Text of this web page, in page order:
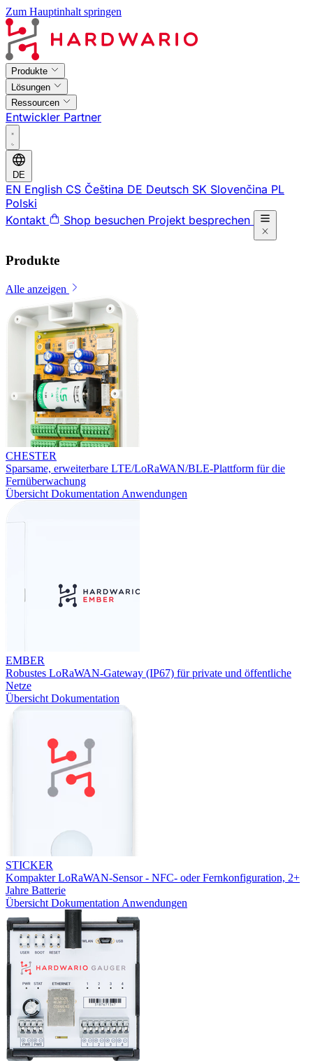
Zum Hauptinhalt springen
Produkte
Lösungen
Ressourcen
Entwickler Partner
DE
EN English CS Čeština DE Deutsch SK Slovenčina PL
Polski
Kontakt
Shop besuchen Projekt besprechen
Produkte
Alle anzeigen
CHESTER
Sparsame, erweiterbare LTE/LoRaWAN/BLE-Plattform für die
Fernüberwachung
Übersicht Dokumentation Anwendungen
EMBER
Robustes LoRaWAN-Gateway (IP67) für private und öffentliche
Netze
Übersicht Dokumentation
STICKER
Kompakter LoRaWAN-Sensor - NFC- oder Fernkonfiguration, 2+
Jahre Batterie
Übersicht Dokumentation Anwendungen